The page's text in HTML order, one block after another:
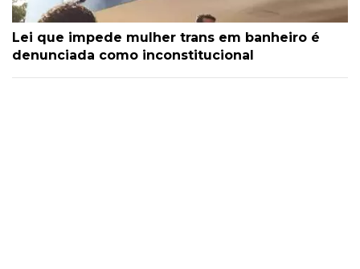
Lei que impede mulher trans em banheiro é
denunciada como inconstitucional